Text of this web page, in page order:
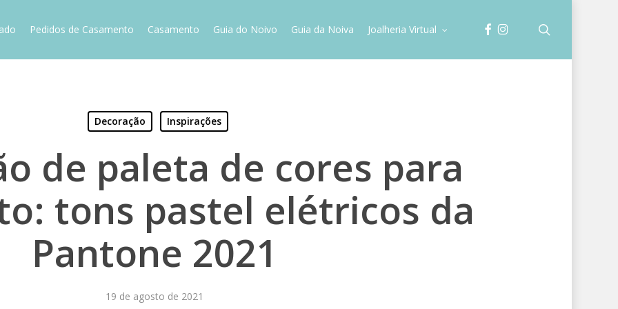
Pedidos de Casamento Casamento Guia do Noivo Guia da Noiva Joalheria Virtual facebookinstagram
Decoração Inspirações
de paleta de cores para
tons pastel elétricos da
Pantone 2021
19 de agosto de 2021